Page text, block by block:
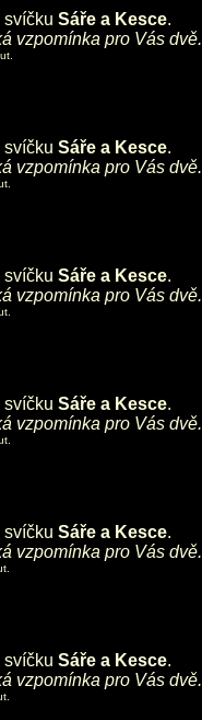
Sáře a Kesce.
vzpomínka pro Vás dvě.
Sáře a Kesce.
vzpomínka pro Vás dvě.
Sáře a Kesce.
vzpomínka pro Vás dvě.
Sáře a Kesce.
vzpomínka pro Vás dvě.
Sáře a Kesce.
vzpomínka pro Vás dvě.
Sáře a Kesce.
vzpomínka pro Vás dvě.